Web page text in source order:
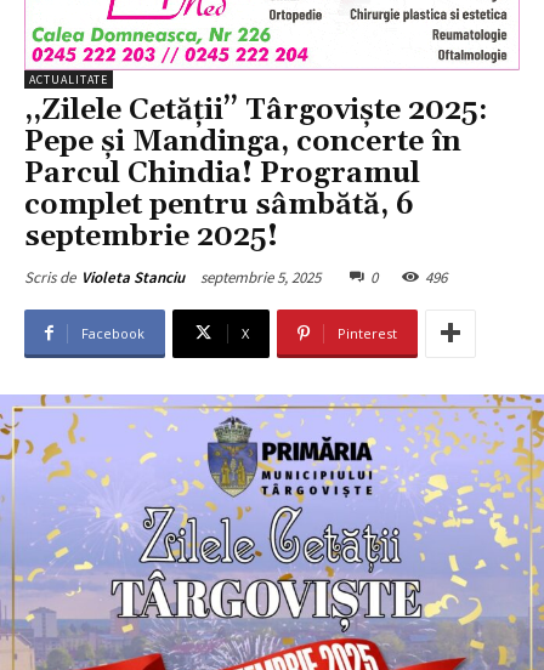
ACTUALITATE
,,Zilele Cetății’’ Târgoviște 2025:
Pepe și Mandinga, concerte în
Parcul Chindia! Programul
complet pentru sâmbătă, 6
septembrie 2025!
Scris de Violeta Stanciu septembrie 5, 2025 0 496
Facebook X Pinterest